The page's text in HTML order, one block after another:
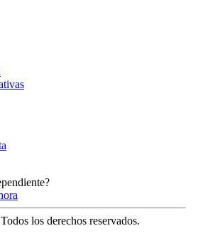
los derechos reservados.